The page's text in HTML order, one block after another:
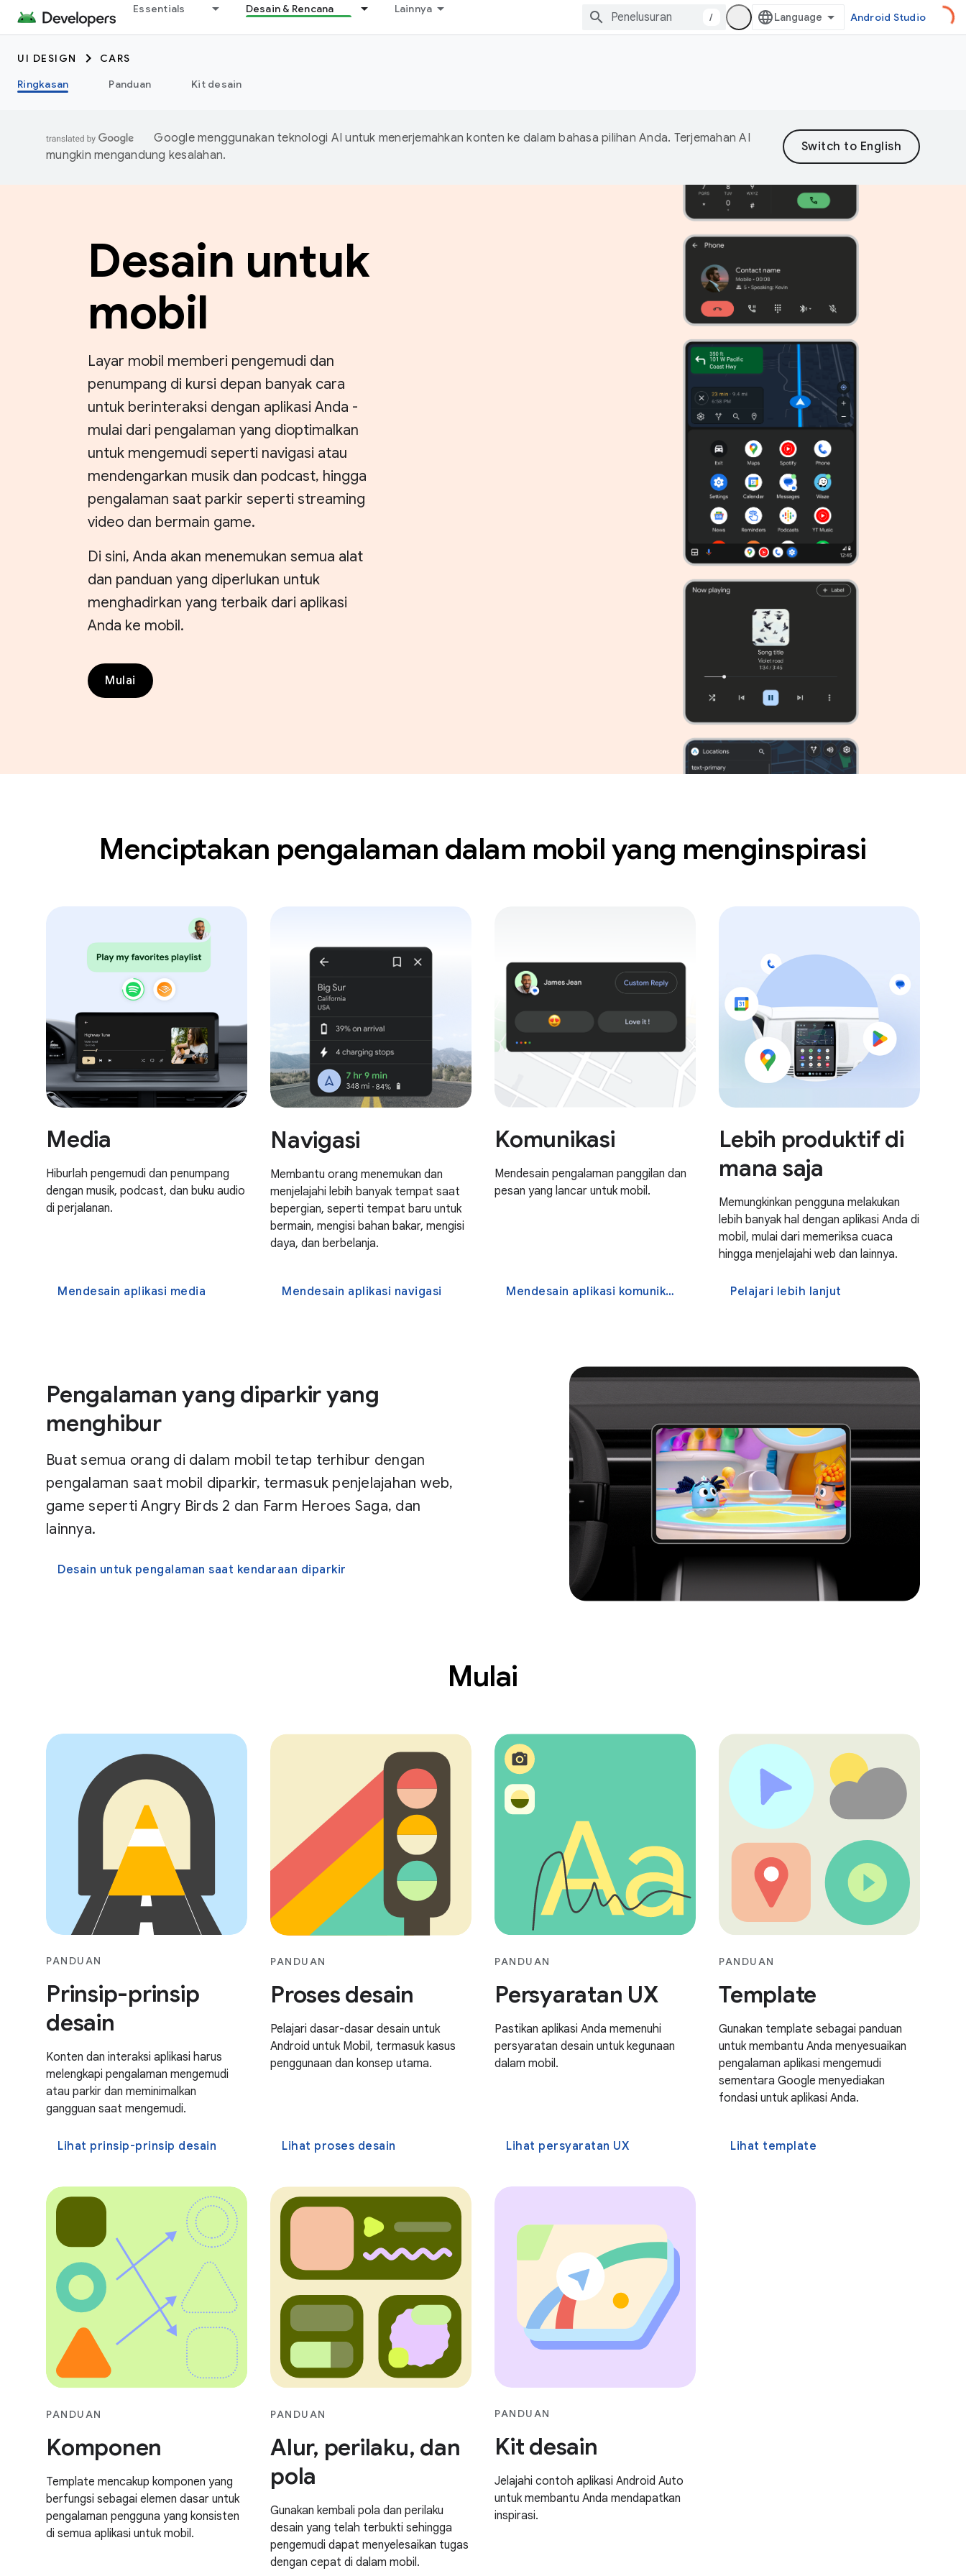
Essentials Desain & Rencana Lainnya
/ Android Studio
UI DESIGN
CARS
Ringkasan
Panduan Kit desain
Google menggunakan teknologi AI untuk menerjemahkan konten ke dalam bahasa pilihan Anda. Terjemahan AI
mungkin mengandung kesalahan.
Desain untuk
mobil
Layar mobil memberi pengemudi dan
penumpang di kursi depan banyak cara
untuk berinteraksi dengan aplikasi Anda -
mulai dari pengalaman yang dioptimalkan
untuk mengemudi seperti navigasi atau
mendengarkan musik dan podcast, hingga
pengalaman saat parkir seperti streaming
video dan bermain game.
Di sini, Anda akan menemukan semua alat
dan panduan yang diperlukan untuk
menghadirkan yang terbaik dari aplikasi
Anda ke mobil.
Mulai
Menciptakan pengalaman dalam mobil yang menginspirasi
Media
Hiburlah pengemudi dan penumpang
dengan musik, podcast, dan buku audio
di perjalanan.
Mendesain aplikasi media
Navigasi
Membantu orang menemukan dan
menjelajahi lebih banyak tempat saat
bepergian, seperti tempat baru untuk
bermain, mengisi bahan bakar, mengisi
daya, dan berbelanja.
Mendesain aplikasi navigasi
Komunikasi
Mendesain pengalaman panggilan dan
pesan yang lancar untuk mobil.
Mendesain aplikasi komunikasi
Lebih produktif di
mana saja
Memungkinkan pengguna melakukan
lebih banyak hal dengan aplikasi Anda di
mobil, mulai dari memeriksa cuaca
hingga menjelajahi web dan lainnya.
Pelajari lebih lanjut
Pengalaman yang diparkir yang
menghibur
Buat semua orang di dalam mobil tetap terhibur dengan
pengalaman saat mobil diparkir, termasuk penjelajahan web,
game seperti Angry Birds 2 dan Farm Heroes Saga, dan
lainnya.
Desain untuk pengalaman saat kendaraan diparkir
Mulai
PANDUAN
Prinsip-prinsip
desain
Konten dan interaksi aplikasi harus
melengkapi pengalaman mengemudi
atau parkir dan meminimalkan
gangguan saat mengemudi.
Lihat prinsip-prinsip desain
PANDUAN
Proses desain
Pelajari dasar-dasar desain untuk
Android untuk Mobil, termasuk kasus
penggunaan dan konsep utama.
Lihat proses desain
PANDUAN
Persyaratan UX
Pastikan aplikasi Anda memenuhi
persyaratan desain untuk kegunaan
dalam mobil.
Lihat persyaratan UX
PANDUAN
Template
Gunakan template sebagai panduan
untuk membantu Anda menyesuaikan
pengalaman aplikasi mengemudi
sementara Google menyediakan
fondasi untuk aplikasi Anda.
Lihat template
PANDUAN
Komponen
Template mencakup komponen yang
berfungsi sebagai elemen dasar untuk
pengalaman pengguna yang konsisten
di semua aplikasi untuk mobil.
PANDUAN
Alur, perilaku, dan
pola
Gunakan kembali pola dan perilaku
desain yang telah terbukti sehingga
pengemudi dapat menyelesaikan tugas
dengan cepat di dalam mobil.
PANDUAN
Kit desain
Jelajahi contoh aplikasi Android Auto
untuk membantu Anda mendapatkan
inspirasi.